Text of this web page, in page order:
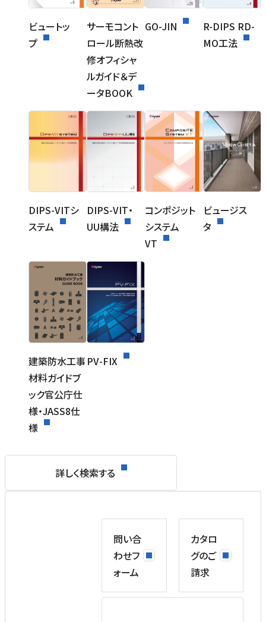
ビュートッ
プ
サーモコント
ロール断熱改
修オフィシャ
ルガイド＆デ
ータBOOK
GO-JIN
R-DIPS RD-
MO工法
DIPS-VITシ
ステム
DIPS-VIT・
UU構法
コンポジット
システム
VT
ビュージス
タ
建築防水工事
材料ガイドブ
ック官公庁仕
様・JASS8仕
様
PV-FIX
詳しく検索する
問い合
わせフ
ォーム
カタロ
グのご
請求